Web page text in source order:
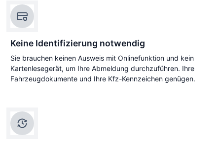
Keine Identifizierung notwendig
Sie brauchen keinen Ausweis mit Onlinefunktion und kein
Kartenlesegerät, um Ihre Abmeldung durchzuführen. Ihre
Fahrzeugdokumente und Ihre Kfz-Kennzeichen genügen.